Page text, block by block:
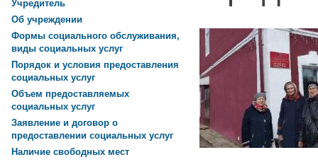
Учредитель
Об учреждении
Формы социального обслуживания,
виды социальных услуг
Порядок и условия предоставления
социальных услуг
Объем предоставляемых
социальных услуг
Заявление и договор о
предоставлении социальных услуг
Наличие свободных мест